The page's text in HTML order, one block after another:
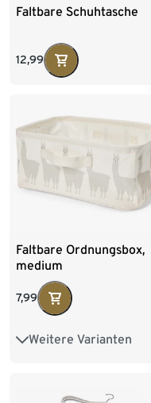
Faltbare Schuhtasche
12,99
Faltbare Ordnungsbox,
medium
7,99
Weitere Varianten
20 x 12.5 x 16 cm